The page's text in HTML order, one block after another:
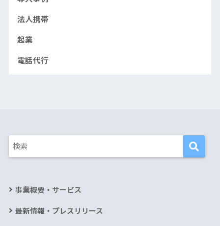
法人携帯
起業
電話代行
事業概要・サービス
最新情報・プレスリリース